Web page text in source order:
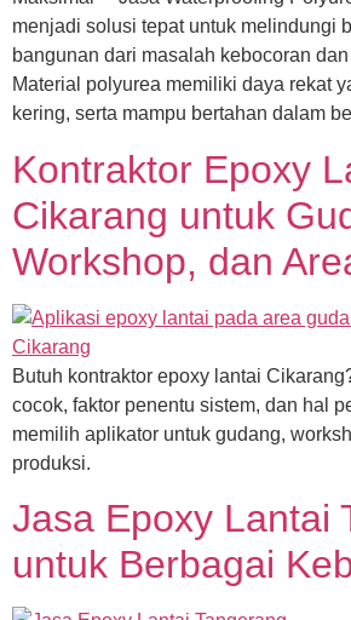
menjadi solusi tepat untuk melindungi
bangunan dari masalah kebocoran
Material polyurea memiliki daya rekat
kering, serta mampu bertahan dalam
Kontraktor Epoxy
Cikarang untuk
Workshop, dan
Butuh kontraktor epoxy lantai
cocok, faktor penentu sistem, dan hal
memilih aplikator untuk gudang,
produksi.
Jasa Epoxy Lantai
untuk Berbagai